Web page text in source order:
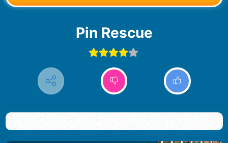
Pin Rescue